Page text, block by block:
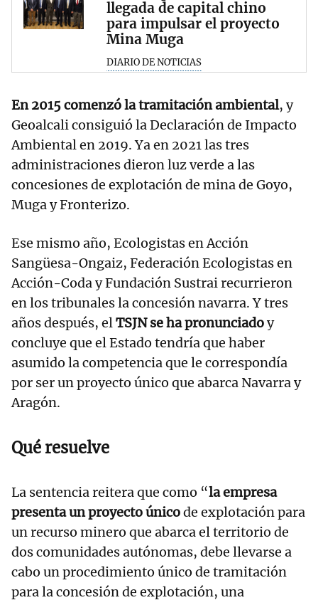
llegada de capital chino
para impulsar el proyecto
Mina Muga
DIARIO DE NOTICIAS
En 2015 comenzó la tramitación ambiental, y
Geoalcali consiguió la Declaración de Impacto
Ambiental en 2019. Ya en 2021 las tres
administraciones dieron luz verde a las
concesiones de explotación de mina de Goyo,
Muga y Fronterizo.
Ese mismo año, Ecologistas en Acción
Sangüesa-Ongaiz, Federación Ecologistas en
Acción-Coda y Fundación Sustrai recurrieron
en los tribunales la concesión navarra. Y tres
años después, elTSJN se ha pronunciadoy
concluye que el Estado tendría que haber
asumido la competencia que le correspondía
por ser un proyecto único que abarca Navarra y
Aragón.
Qué resuelve
La sentencia reitera que como “la empresa
presenta un proyecto únicode explotación para
un recurso minero que abarca el territorio de
dos comunidades autónomas, debe llevarse a
cabo un procedimiento único de tramitación
para la concesión de explotación, una